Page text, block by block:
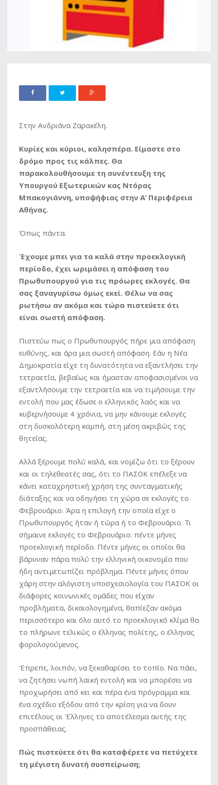
Στην Ανδριάνα Ζαρακέλη.
Κυρίες και κύριοι, καλησπέρα. Είμαστε στο
δρόμο προς τις κάλπες. Θα
παρακολουθήσουμε τη συνέντευξη της
Υπουργού Εξωτερικών κας Ντόρας
Μπακογιάννη, υποψήφιας στην Α’ Περιφέρεια
Αθήνας.
Όπως πάντα.
Έχουμε μπει για τα καλά στην προεκλογική
περίοδο, έχει ωριμάσει η απόφαση του
Πρωθυπουργού για τις πρόωρες εκλογές. Θα
σας ξαναγυρίσω όμως εκεί. Θέλω να σας
ρωτήσω αν ακόμα και τώρα πιστεύετε ότι
είναι σωστή απόφαση.
Πιστεύω πως ο Πρωθυπουργός πήρε μια απόφαση
ευθύνης, και άρα μια σωστή απόφαση. Εάν η Νέα
Δημοκρατία είχε τη δυνατότητα να εξαντλήσει την
τετραετία, βεβαίως και ήμασταν αποφασισμένοι να
εξαντλήσουμε την τετραετία και να τιμήσουμε την
εντολή που μας έδωσε ο ελληνικός λαός και να
κυβερνήσουμε 4 χρόνια, να μην κάνουμε εκλογές
στη δυσκολότερη καμπή, στη μέση ακριβώς της
θητείας.
Αλλά ξέρουμε πολύ καλά, και νομίζω ότι το ξέρουν
και οι τηλεθεατές σας, ότι το ΠΑΣΟΚ επέλεξε να
κάνει καταχρηστική χρήση της συνταγματικής
διάταξης και να οδηγήσει τη χώρα σε εκλογές το
Φεβρουάριο. Άρα η επιλογή την οποία είχε ο
Πρωθυπουργός ήταν ή τώρα ή το Φεβρουάριο. Τι
σήμαινε εκλογές το Φεβρουάριο: πέντε μήνες
προεκλογική περίοδο. Πέντε μήνες οι οποίοι θα
βάρυναν πάρα πολύ την ελληνική οικονομία που
ήδη αντιμετωπίζει πρόβλημα. Πέντε μήνες όπου
χάρη στην αλόγιστη υποσχεσιολογία του ΠΑΣΟΚ οι
διάφορες κοινωνικές ομάδες που είχαν
προβλήματα, δικαιολογημένα, θαπίεζαν ακόμα
περισσότερο και όλο αυτό το προεκλογικό κλίμα θα
το πλήρωνε τελικώς ο έλληνας πολίτης, ο έλληνας
φορολογούμενος.
Έπρεπε, λοιπόν, να ξεκαθαρίσει το τοπίο. Να πάει,
να ζητήσει νωπή λαϊκή εντολή και να μπορέσει να
προχωρήσει από κει και πέρα ένα πρόγραμμα και
ένα σχέδιο εξόδου από την κρίση για να δουν
επιτέλους οι Έλληνες το αποτέλεσμα αυτής της
προσπάθειας.
Πώς πιστεύετε ότι θα καταφέρετε να πετύχετε
τη μέγιστη δυνατή συσπείρωση;